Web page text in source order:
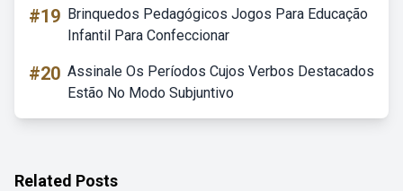
#19 Brinquedos Pedagógicos Jogos Para Educação
Infantil Para Confeccionar
#20 Assinale Os Períodos Cujos Verbos Destacados
Estão No Modo Subjuntivo
Related Posts